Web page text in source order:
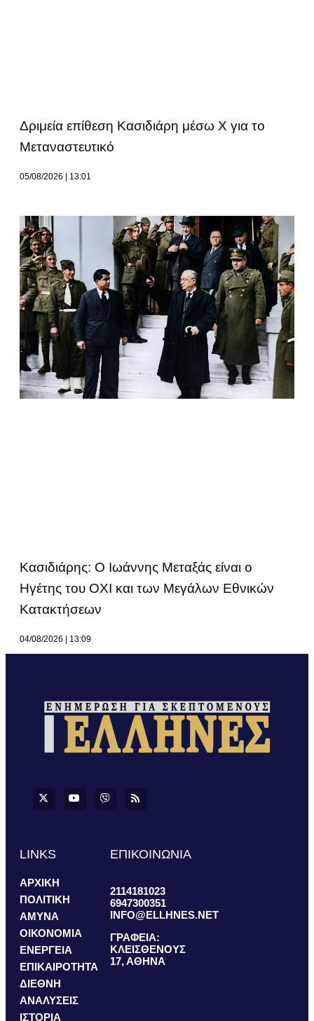
Δριμεία επίθεση Κασιδιάρη μέσω Χ για το
Μεταναστευτικό
05/08/2026 13:01
Κασιδιάρης: Ο Ιωάννης Μεταξάς είναι ο
Ηγέτης του ΟΧΙ και των Μεγάλων Εθνικών
Κατακτήσεων
04/08/2026 13:09
LINKS
ΑΡΧΙΚΗ
ΠΟΛΙΤΙΚΗ
ΑΜΥΝΑ
ΟΙΚΟΝΟΜΙΑ
ΕΝΕΡΓΕΙΑ
ΕΠΙΚΑΙΡΟΤΗΤΑ
ΔΙΕΘΝΗ
ΑΝΑΛΥΣΕΙΣ
ΙΣΤΟΡΙΑ
ΕΠΙΚΟΙΝΩΝΙΑ
2114181023
6947300351
INFO@ELLHNES.NET
ΓΡΑΦΕΙΑ:
ΚΛΕΙΣΘΕΝΟΥΣ
17, ΑΘΗΝΑ